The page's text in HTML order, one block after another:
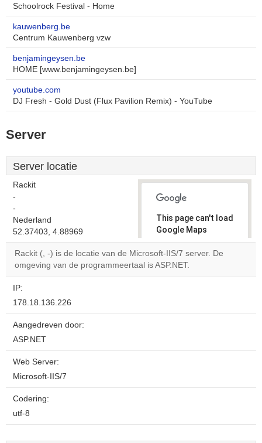
Schoolrock Festival - Home
kauwenberg.be
Centrum Kauwenberg vzw
benjamingeysen.be
HOME [www.benjamingeysen.be]
youtube.com
DJ Fresh - Gold Dust (Flux Pavilion Remix) - YouTube
Server
Server locatie
Rackit
-
-
Nederland
52.37403, 4.88969
This page can't load
Google Maps
correctly.
Do you
own this
OK
Rackit (, -) is de locatie van de Microsoft-IIS/7 server. De
omgeving van de programmeertaal is ASP.NET.
IP:
178.18.136.226
Aangedreven door:
ASP.NET
Web Server:
Microsoft-IIS/7
Codering:
utf-8